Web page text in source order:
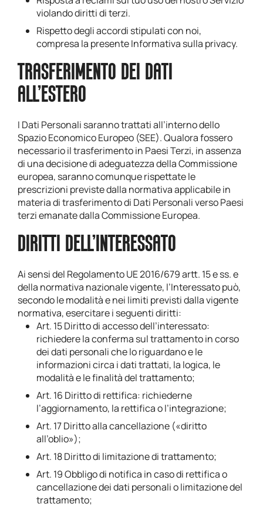
violando diritti di terzi.
Rispetto degli accordi stipulati con noi,
compresa la presente Informativa sulla privacy.
TRASFERIMENTO DEI DATI
ALL’ESTERO
I Dati Personali saranno trattati all’interno dello
Spazio Economico Europeo (SEE). Qualora fossero
necessario il trasferimento in Paesi Terzi, in assenza
di una decisione di adeguatezza della Commissione
europea, saranno comunque rispettate le
prescrizioni previste dalla normativa applicabile in
materia di trasferimento di Dati Personali verso Paesi
terzi emanate dalla Commissione Europea.
DIRITTI DELL’INTERESSATO
Ai sensi del Regolamento UE 2016/679 artt. 15 e ss. e
della normativa nazionale vigente, l’Interessato può,
secondo le modalità e nei limiti previsti dalla vigente
normativa, esercitare i seguenti diritti:
Art. 15 Diritto di accesso dell’interessato:
richiedere la conferma sul trattamento in corso
dei dati personali che lo riguardano e le
informazioni circa i dati trattati, la logica, le
modalità e le finalità del trattamento;
Art. 16 Diritto di rettifica: richiederne
l’aggiornamento, la rettifica o l’integrazione;
Art. 17 Diritto alla cancellazione («diritto
all’oblio»);
Art. 18 Diritto di limitazione di trattamento;
Art. 19 Obbligo di notifica in caso di rettifica o
cancellazione dei dati personali o limitazione del
trattamento;